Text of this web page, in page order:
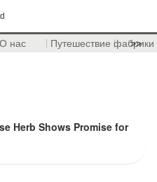
О нас Путешествие фабрики
>>
Herb Shows Promise for